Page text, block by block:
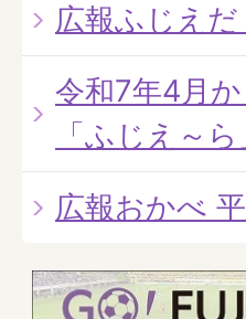
広報ふじえ
令和7年4月
「ふじえ～
広報おかべ